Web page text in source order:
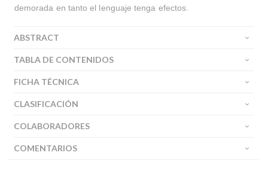
demorada en tanto el lenguaje tenga efectos.
ABSTRACT
TABLA DE CONTENIDOS
FICHA TÉCNICA
CLASIFICACIÓN
COLABORADORES
COMENTARIOS